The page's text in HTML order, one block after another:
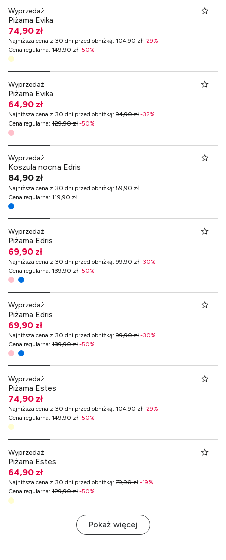
Wyprzedaż
Piżama Evika
74,90 zł
Najniższa cena z 30 dni przed obniżką: 104,90 zł -29%
Cena regularna: 149,90 zł -50%
Wyprzedaż
Piżama Evika
64,90 zł
Najniższa cena z 30 dni przed obniżką: 94,90 zł -32%
Cena regularna: 129,90 zł -50%
Wyprzedaż
Koszula nocna Edris
84,90 zł
Najniższa cena z 30 dni przed obniżką: 59,90 zł
Cena regularna: 119,90 zł
Wyprzedaż
Piżama Edris
69,90 zł
Najniższa cena z 30 dni przed obniżką: 99,90 zł -30%
Cena regularna: 139,90 zł -50%
Wyprzedaż
Piżama Edris
69,90 zł
Najniższa cena z 30 dni przed obniżką: 99,90 zł -30%
Cena regularna: 139,90 zł -50%
Wyprzedaż
Piżama Estes
74,90 zł
Najniższa cena z 30 dni przed obniżką: 104,90 zł -29%
Cena regularna: 149,90 zł -50%
Wyprzedaż
Piżama Estes
64,90 zł
Najniższa cena z 30 dni przed obniżką: 79,90 zł -19%
Cena regularna: 129,90 zł -50%
Pokaż więcej